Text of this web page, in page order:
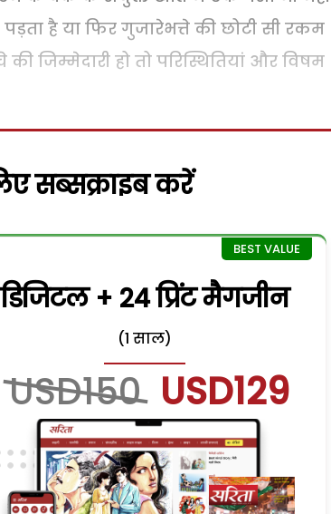
है या फिर गुजारेभत्ते की छोटी सी रकम
जिम्मेदारी हो तो परिस्थितियां और विषम
सब्सक्राइब करें
डिजिटल + 24 प्रिंट मैगजीन
(1 साल)
USD150 USD129